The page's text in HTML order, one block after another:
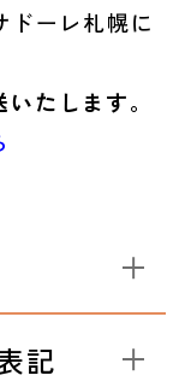
ドーレ札幌に
たします。
記